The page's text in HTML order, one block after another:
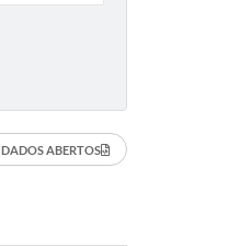
DADOS ABERTOS